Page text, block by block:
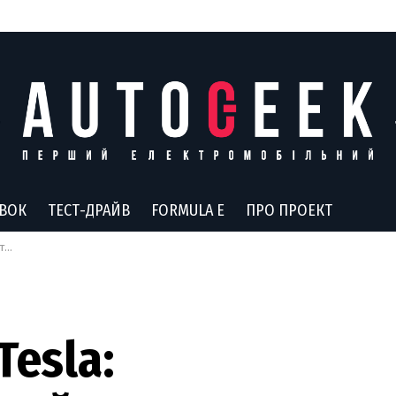
ТЕСТ-ДРАЙВ FORMULA E ПРО ПРОЕКТ